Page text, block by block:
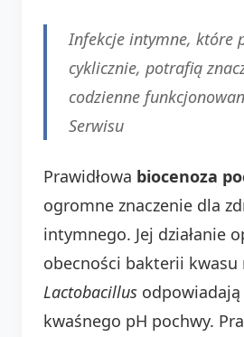
Infekcje intymne, które
cyklicznie, potrafią
codzienne
Serwisu
Prawidłowa biocenoza
ogromne znaczenie dla
intymnego. Jej działanie
obecności bakterii kwasu
Lactobacillus
kwaśnego pH pochwy.